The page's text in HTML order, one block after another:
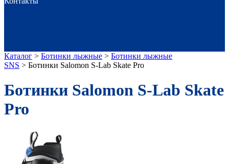
Каталог > Ботинки лыжные > Ботинки лыжные
SNS > Ботинки Salomon S-Lab Skate Pro
Ботинки Salomon S-Lab Skate
Pro